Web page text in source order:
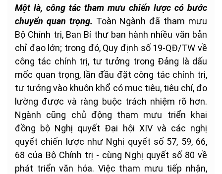
Một là, công tác tham mưu chiến lược có bước
chuyển quan trọng. Toàn Ngành đã tham mưu
Bộ Chính trị, Ban Bí thư ban hành nhiều văn bản
chỉ đạo lớn; trong đó, Quy định số 19-QĐ/TW về
công tác chính trị, tư tưởng trong Đảng là dấu
mốc quan trọng, lần đầu đặt công tác chính trị,
tư tưởng vào khuôn khổ có mục tiêu, tiêu chí, đo
lường được và ràng buộc trách nhiệm rõ hơn.
Ngành cũng chủ động tham mưu triển khai
đồng bộ Nghị quyết Đại hội XIV và các nghị
quyết chiến lược như Nghị quyết số 57, 59, 66,
68 của Bộ Chính trị - cùng Nghị quyết số 80 về
phát triển văn hóa. Việc tham mưu tiếp nhận,